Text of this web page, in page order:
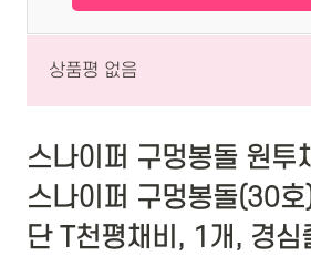
상품평 없음
스나이퍼 구멍봉돌 원투
스나이퍼 구멍봉돌(30
단 T천평채비, 1개, 경심